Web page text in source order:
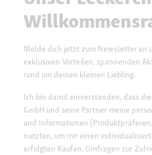
Melde dich jetzt zum Newsletter an
exklusiven Vorteilen, spannenden
rund um deinen kleinen Liebling.
Ich bin damit einverstanden, dass
GmbH und seine Partner meine
und Informationen
nutzten, um mir einen
erfolgten Käufen, Umfragen zur